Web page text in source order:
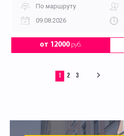
По маршруту
09.08.2026
от 12000руб.
1 2 3